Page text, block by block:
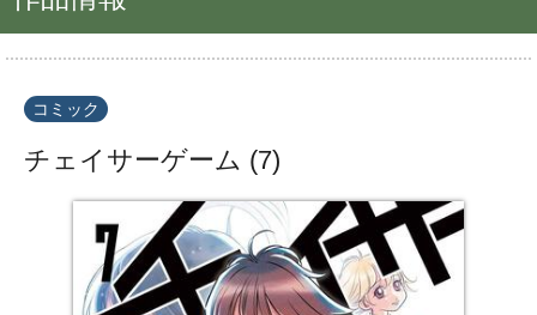
コミック
チェイサーゲーム (7)